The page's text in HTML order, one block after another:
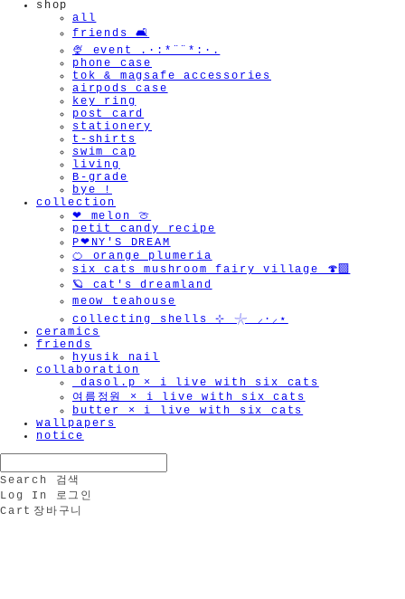
shop
all
friends 🛋️
🍨 event .·:*¨¨*:·.
phone case
tok & magsafe accessories
airpods case
key ring
post card
stationery
t-shirts
swim cap
living
B-grade
bye !
collection
❤︎ melon 🍈
petit candy recipe
P❤︎NY'S DREAM
🍊 orange plumeria
six cats mushroom fairy village 🍄‍🟫
🪐 cat's dreamland
meow teahouse
collecting shells ⊹ 𓇼 ⸝·⸝⋆
ceramics
friends
hyusik_nail
collaboration
_dasol.p × i live with six cats
여름정원 × i live with six cats
butter × i live with six cats
wallpapers
notice
Search
검색
Log In
로그인
Cart 장바구니
🫧